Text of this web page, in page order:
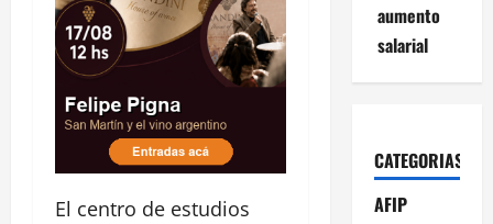
El centro de estudios
aumento
salarial
CATEGORIAS
AFIP